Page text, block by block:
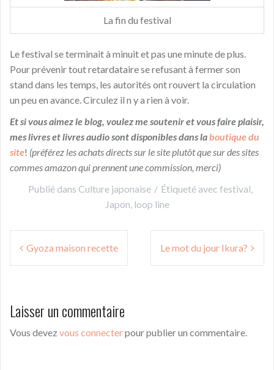
La fin du festival
Le festival se terminait à minuit et pas une minute de plus.
Pour prévenir tout retardataire se refusant à fermer son
stand dans les temps, les autorités ont rouvert la circulation
un peu en avance. Circulez il n y a rien à voir.
Et si vous aimez le blog, voulez me soutenir et vous faire plaisir,
mes livres et livres audio sont disponibles dans laboutique du
site! (préférez les achats directs sur le site plutôt que sur des sites
commes amazon qui prennent une commission, merci)
Publié dans Culture japonaise Étiqueté avec festival,
Japon, loop line
Navigation
de Gyoza maison recette Le mot du jour Ikura?
Laisser un commentaire
Vous devez vous connecterpour publier un commentaire.